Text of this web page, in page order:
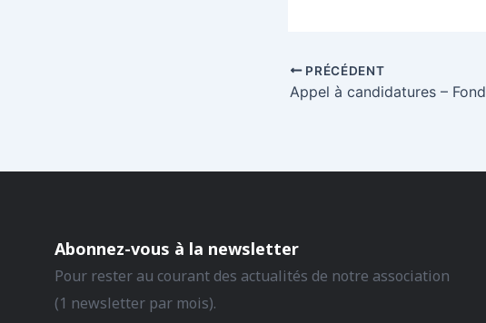
PRÉCÉDENT
Abonnez-vous à la newsletter
Pour rester au courant des actualités de notre association
(1 newsletter par mois).